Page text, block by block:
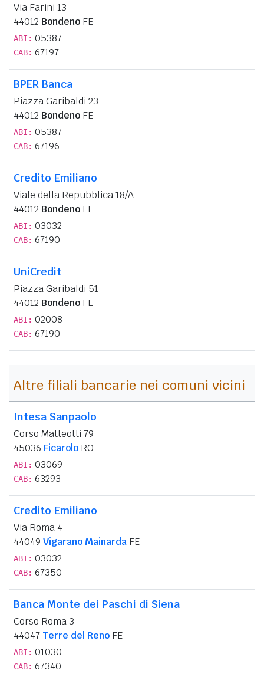
Via Farini 13
44012 Bondeno FE
ABI: 05387
CAB: 67197
BPER Banca
Piazza Garibaldi 23
44012 Bondeno FE
ABI: 05387
CAB: 67196
Credito Emiliano
Viale della Repubblica 18/A
44012 Bondeno FE
ABI: 03032
CAB: 67190
UniCredit
Piazza Garibaldi 51
44012 Bondeno FE
ABI: 02008
CAB: 67190
Altre filiali bancarie nei comuni vicini
Intesa Sanpaolo
Corso Matteotti 79
45036 Ficarolo RO
ABI: 03069
CAB: 63293
Credito Emiliano
Via Roma 4
44049 Vigarano Mainarda FE
ABI: 03032
CAB: 67350
Banca Monte dei Paschi di Siena
Corso Roma 3
44047 Terre del Reno FE
ABI: 01030
CAB: 67340